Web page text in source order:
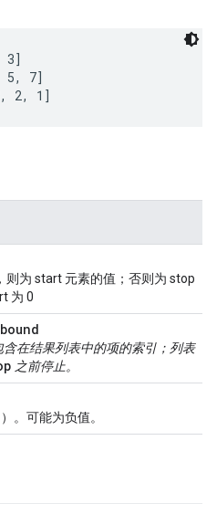
3]
5, 7]
2, 1]
则为 start 元素的值；否则为 stop
为 0
含在结果列表中的项的索引；列表
之前停止。
。可能为负值。